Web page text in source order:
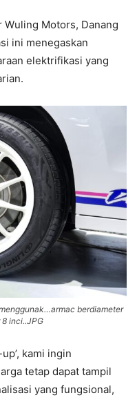
Motors, Danang
ini menegaskan
elektrifikasi yang
berdiameter
inci..JPG
kami ingin
tetap dapat tampil
yang fungsional,